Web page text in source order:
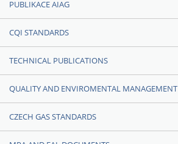
PUBLIKACE AIAG
CQI STANDARDS
TECHNICAL PUBLICATIONS
QUALITY AND ENVIROMENTAL
CZECH GAS STANDARDS